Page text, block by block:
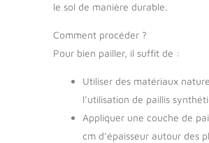
le sol de manière durable.
Comment procéder ?
Pour bien pailler, il suffit de :
Utiliser des matériaux
l’utilisation de paillis
Appliquer une couche de
cm d’épaisseur autour des